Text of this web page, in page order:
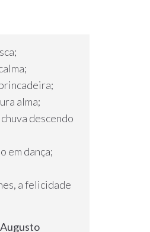
alma;
descendo
em dança;
a felicidade